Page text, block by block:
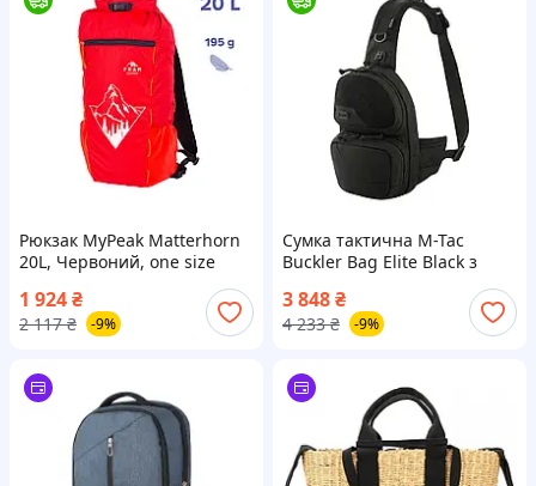
Рюкзак MyPeak Matterhorn
20L, Червоний, one size
1 924₴
2 117 ₴ -9%
Сумка тактична M-Tac
Buckler Bag Elite Black з
прихованого носіння зброї
MOLLE Cordura (2046-vart)
3 848₴
4 233 ₴ -9%